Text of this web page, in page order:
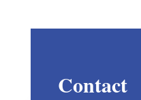
Contact